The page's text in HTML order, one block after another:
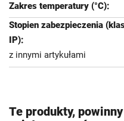
z innymi artykułami
Te produkty,